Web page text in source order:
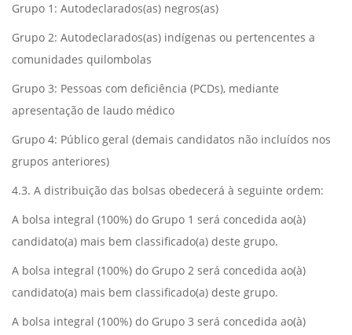
Grupo 1: Autodeclarados(as) negros(as)
Grupo 2: Autodeclarados(as) indígenas ou pertencentes a
comunidades quilombolas
Grupo 3: Pessoas com deficiência (PCDs), mediante
apresentação de laudo médico
Grupo 4: Público geral (demais candidatos não incluídos nos
grupos anteriores)
4.3. A distribuição das bolsas obedecerá à seguinte ordem:
A bolsa integral (100%) do Grupo 1 será concedida ao(à)
candidato(a) mais bem classificado(a) deste grupo.
A bolsa integral (100%) do Grupo 2 será concedida ao(à)
candidato(a) mais bem classificado(a) deste grupo.
A bolsa integral (100%) do Grupo 3 será concedida ao(à)